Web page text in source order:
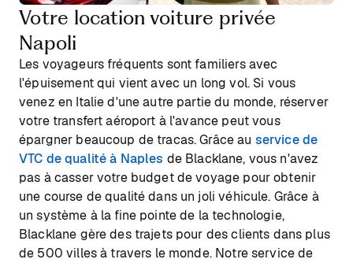
Votre location voiture privée
Napoli
Les voyageurs fréquents sont familiers avec
l'épuisement qui vient avec un long vol. Si vous
venez en Italie d'une autre partie du monde, réserver
votre transfert aéroport à l'avance peut vous
épargner beaucoup de tracas. Grâce au service de
VTC de qualité à Naples de Blacklane, vous n'avez
pas à casser votre budget de voyage pour obtenir
une course de qualité dans un joli véhicule. Grâce à
un système à la fine pointe de la technologie,
Blacklane gère des trajets pour des clients dans plus
de 500 villes à travers le monde. Notre service de